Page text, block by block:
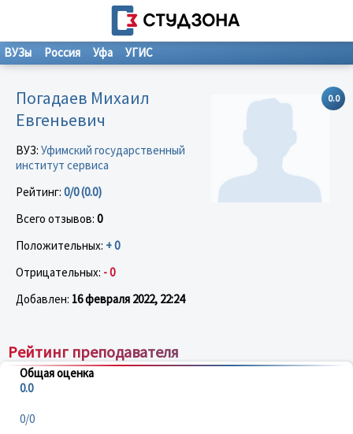
ВУЗы Россия Уфа УГИС
0.0
Погадаев Михаил
Евгеньевич
ВУЗ: Уфимский государственный
институт сервиса
Рейтинг: 0/0 (0.0)
Всего отзывов: 0
Положительных: + 0
Отрицательных: - 0
Добавлен: 16 февраля 2022, 22:24
Рейтинг преподавателя
Общая оценка
0.0
0/0